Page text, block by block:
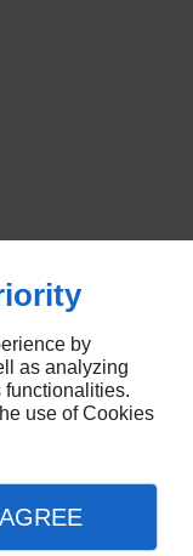
by
as analyzing
functionalities.
use of Cookies